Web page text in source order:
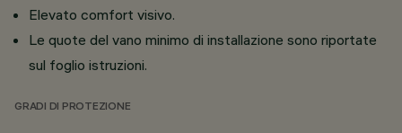
Elevato comfort visivo.
Le quote del vano minimo di installazione sono riportate
sul foglio istruzioni.
GRADI DI PROTEZIONE